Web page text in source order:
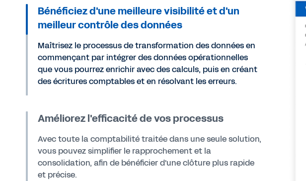
Bénéficiez d'une meilleure visibilité et d'un
meilleur contrôle des données
Maîtrisez le processus de transformation des données en
commençant par intégrer des données opérationnelles
que vous pourrez enrichir avec des calculs, puis en créant
des écritures comptables et en résolvant les erreurs.
Améliorez l'efficacité de vos processus
Avec toute la comptabilité traitée dans une seule solution,
vous pouvez simplifier le rapprochement et la
consolidation, afin de bénéficier d'une clôture plus rapide
et précise.